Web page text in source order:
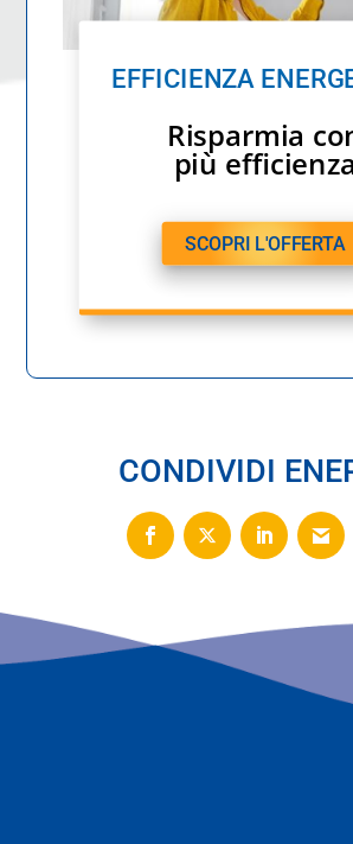
EFFICIENZA
Risparmia
più efficienza
SCOPRI L'OFFERTA
CONDIVIDI